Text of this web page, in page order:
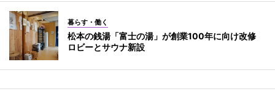
暮らす・働く
松本の銭湯「富士の湯」が創業100年に向け改修
ロビーとサウナ新設